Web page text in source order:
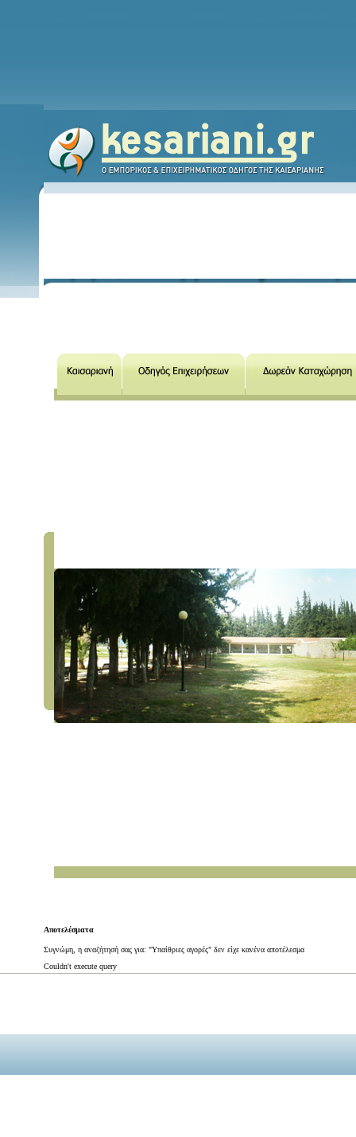
Αποτελέσματα
Συγνώμη, η αναζήτησή σας για: "Υπαίθριες αγορές" δεν είχε κανένα αποτέλεσμα
Couldn't execute query